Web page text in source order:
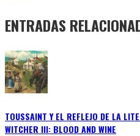
ENTRADAS
TOUSSAINT Y EL REFLEJO DE LA
WITCHER III: BLOOD AND WINE